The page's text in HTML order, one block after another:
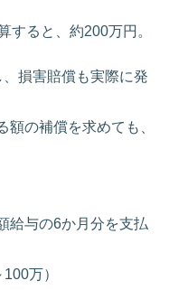
すると、約200万円。
損害賠償も実際に発
の補償を求めても、
給与の6か月分を支払
万）